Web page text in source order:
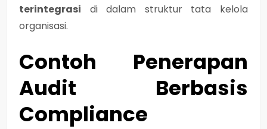
terintegrasi di dalam struktur tata kelola
organisasi.
Contoh Penerapan
Audit Berbasis
Compliance